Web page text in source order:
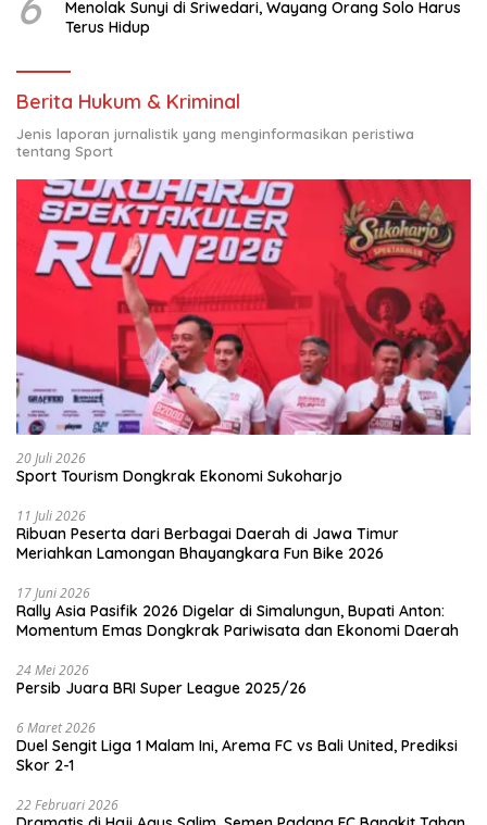
Menolak Sunyi di Sriwedari, Wayang Orang Solo Harus
Terus Hidup
Berita Hukum & Kriminal
Jenis laporan jurnalistik yang menginformasikan peristiwa
tentang Sport
20 Juli 2026
Sport Tourism Dongkrak Ekonomi Sukoharjo
11 Juli 2026
Ribuan Peserta dari Berbagai Daerah di Jawa Timur
Meriahkan Lamongan Bhayangkara Fun Bike 2026
17 Juni 2026
Rally Asia Pasifik 2026 Digelar di Simalungun, Bupati Anton:
Momentum Emas Dongkrak Pariwisata dan Ekonomi Daerah
24 Mei 2026
Persib Juara BRI Super League 2025/26
6 Maret 2026
Duel Sengit Liga 1 Malam Ini, Arema FC vs Bali United, Prediksi
Skor 2-1
22 Februari 2026